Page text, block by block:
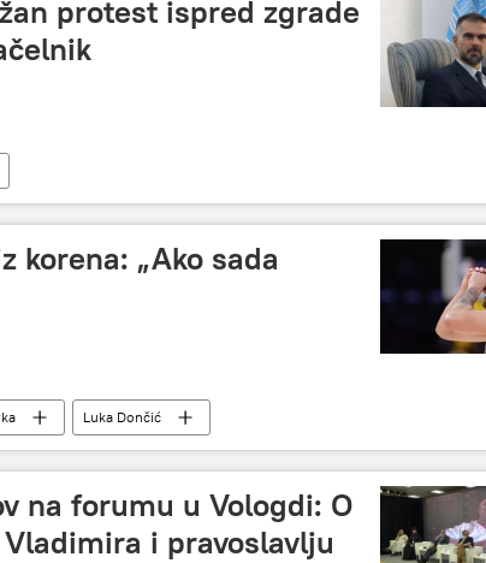
protest ispred zgrade
korena: „Ako sada
Luka Dončić
na forumu u Vologdi: O
i pravoslavlju